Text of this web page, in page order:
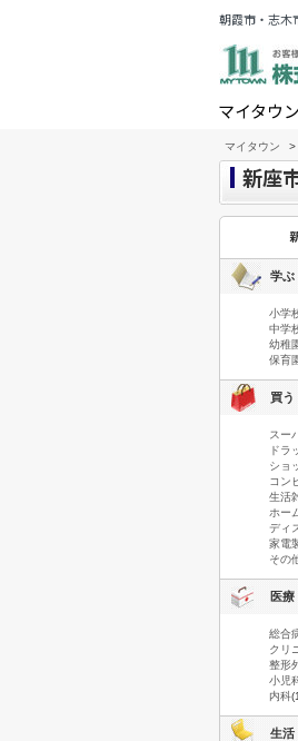
朝霞市・志木
マイタウ
マイタウン >
新座
学ぶ
小学
中学
幼稚
保育
買う
スー
ドラ
ショ
コン
生活
ホー
ディ
家電
その
医療
総合
クリ
整形
小児
内科
生活